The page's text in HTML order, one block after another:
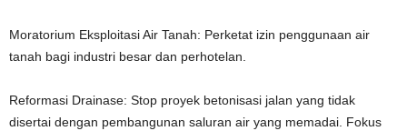
Moratorium Eksploitasi Air Tanah: Perketat izin penggunaan air
tanah bagi industri besar dan perhotelan.
Reformasi Drainase: Stop proyek betonisasi jalan yang tidak
disertai dengan pembangunan saluran air yang memadai. Fokus